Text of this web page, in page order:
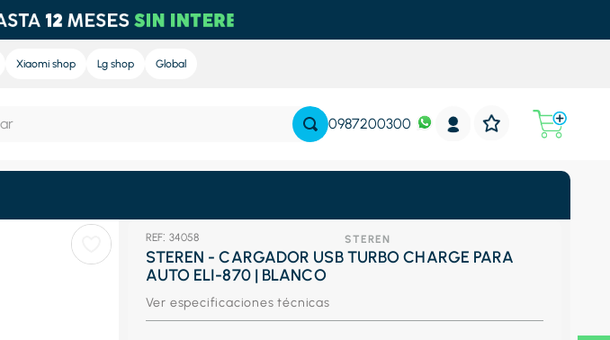
Xiaomi shop Lg shop Global
0987200300
: 34058 STEREN
STEREN - CARGADOR USB TURBO CHARGE PARA
AUTO ELI-870 | BLANCO
Ver especificaciones técnicas